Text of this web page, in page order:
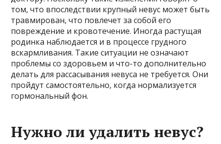
том, что впоследствии крупный невус может быть
травмирован, что повлечет за собой его
повреждение и кровотечение. Иногда растущая
родинка наблюдается и в процессе грудного
вскармливания. Такие ситуации не означают
проблемы со здоровьем и что-то дополнительно
делать для рассасывания невуса не требуется. Они
пройдут самостоятельно, когда нормализуется
гормональный фон.
Нужно ли удалить невус?